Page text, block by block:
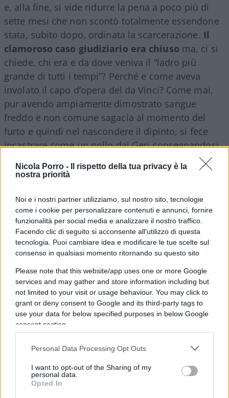
Nicola Porro -
Il rispetto della tua privacy è la
nostra priorità
Noi e i nostri partner utilizziamo, sul nostro sito, tecnologie
come i cookie per personalizzare contenuti e annunci, fornire
funzionalità per social media e analizzare il nostro traffico.
Facendo clic di seguito si acconsente all'utilizzo di questa
tecnologia. Puoi cambiare idea e modificare le tue scelte sul
consenso in qualsiasi momento ritornando su questo sito
Please note that this website/app uses one or more Google
services and may gather and store information including but
not limited to your visit or usage behaviour. You may click to
grant or deny consent to Google and its third-party tags to
use your data for below specified purposes in below Google
consent section.
Personal Data Processing Opt Outs
I want to opt-out of the Sharing of my
personal data.
Opted In
e, alla fine, si vide ridurre la pena a poco più di
sette mesi che non scontò totalmente essendone
stata, subito dopo, ordinata la scarcerazione. Il
clamoroso caso giudiziario era chiuso ma, ci si
chiede, chi era e da dove veniva il “ladro più
grande di tutti i tempi”? Perché e come aveva
involato il capo d’opera del da Vinci? Come mai,
pur avendo ampiamente dimostrato sangue
freddo e non comune sagacia al momento del
furto e quindi nel nascondere il dipinto, si fece
incastrare come un pollo dal Geri consegnandosi
Vincenzo era figlio di un muratore che, all’epoca
dei fatti, con la moglie Celeste, abitava nella
frazione dumentina di Trezzino.
Come altri compaesani, appresa l’arte (nel caso,
quella di “verniciatore”), era emigrato in Francia
mantenendo solo rari contatti epistolari con la
famiglia tra il 1908 e il 1912.
Conosceva Parigi per avervi soggiornato due anni
da adolescente. A più riprese, per lavoro, gli
occorse di avere accesso al Louvre da dove lunedì
settimanale del museo,asportò, nascondendola
sotto l’ampio camice, la Gioconda ed uscendo
da una porta secondaria